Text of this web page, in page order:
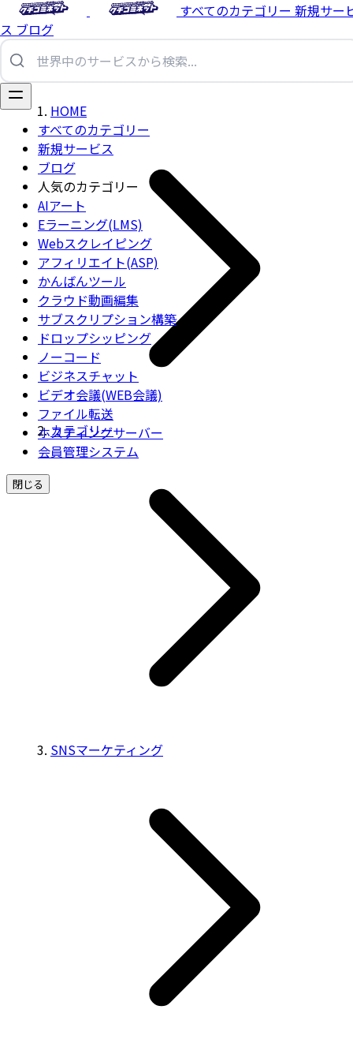
すべてのカテゴリー 新規サー
ス ブログ
すべてのカテゴリー
新規サービス
ブログ
人気のカテゴリー
AIアート
Eラーニング(LMS)
Webスクレイピング
アフィリエイト(ASP)
かんばんツール
クラウド動画編集
サブスクリプション構築
ドロップシッピング
ノーコード
ビジネスチャット
ビデオ会議(WEB会議)
ファイル転送
ホスティングサーバー
会員管理システム
閉じる
HOME
カテゴリー
SNSマーケティング